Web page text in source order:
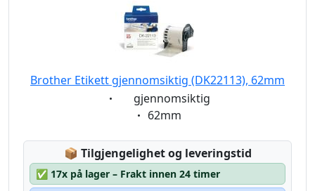
Brother Etikett gjennomsiktig (DK22113), 62mm
Eigenschaft:
gjennomsiktig
Eigenschaft:
62mm
📦 Lagerstatus:
Tilgjengelighet og leveringstid
✅ 17x på lager – Frakt innen 24 timer